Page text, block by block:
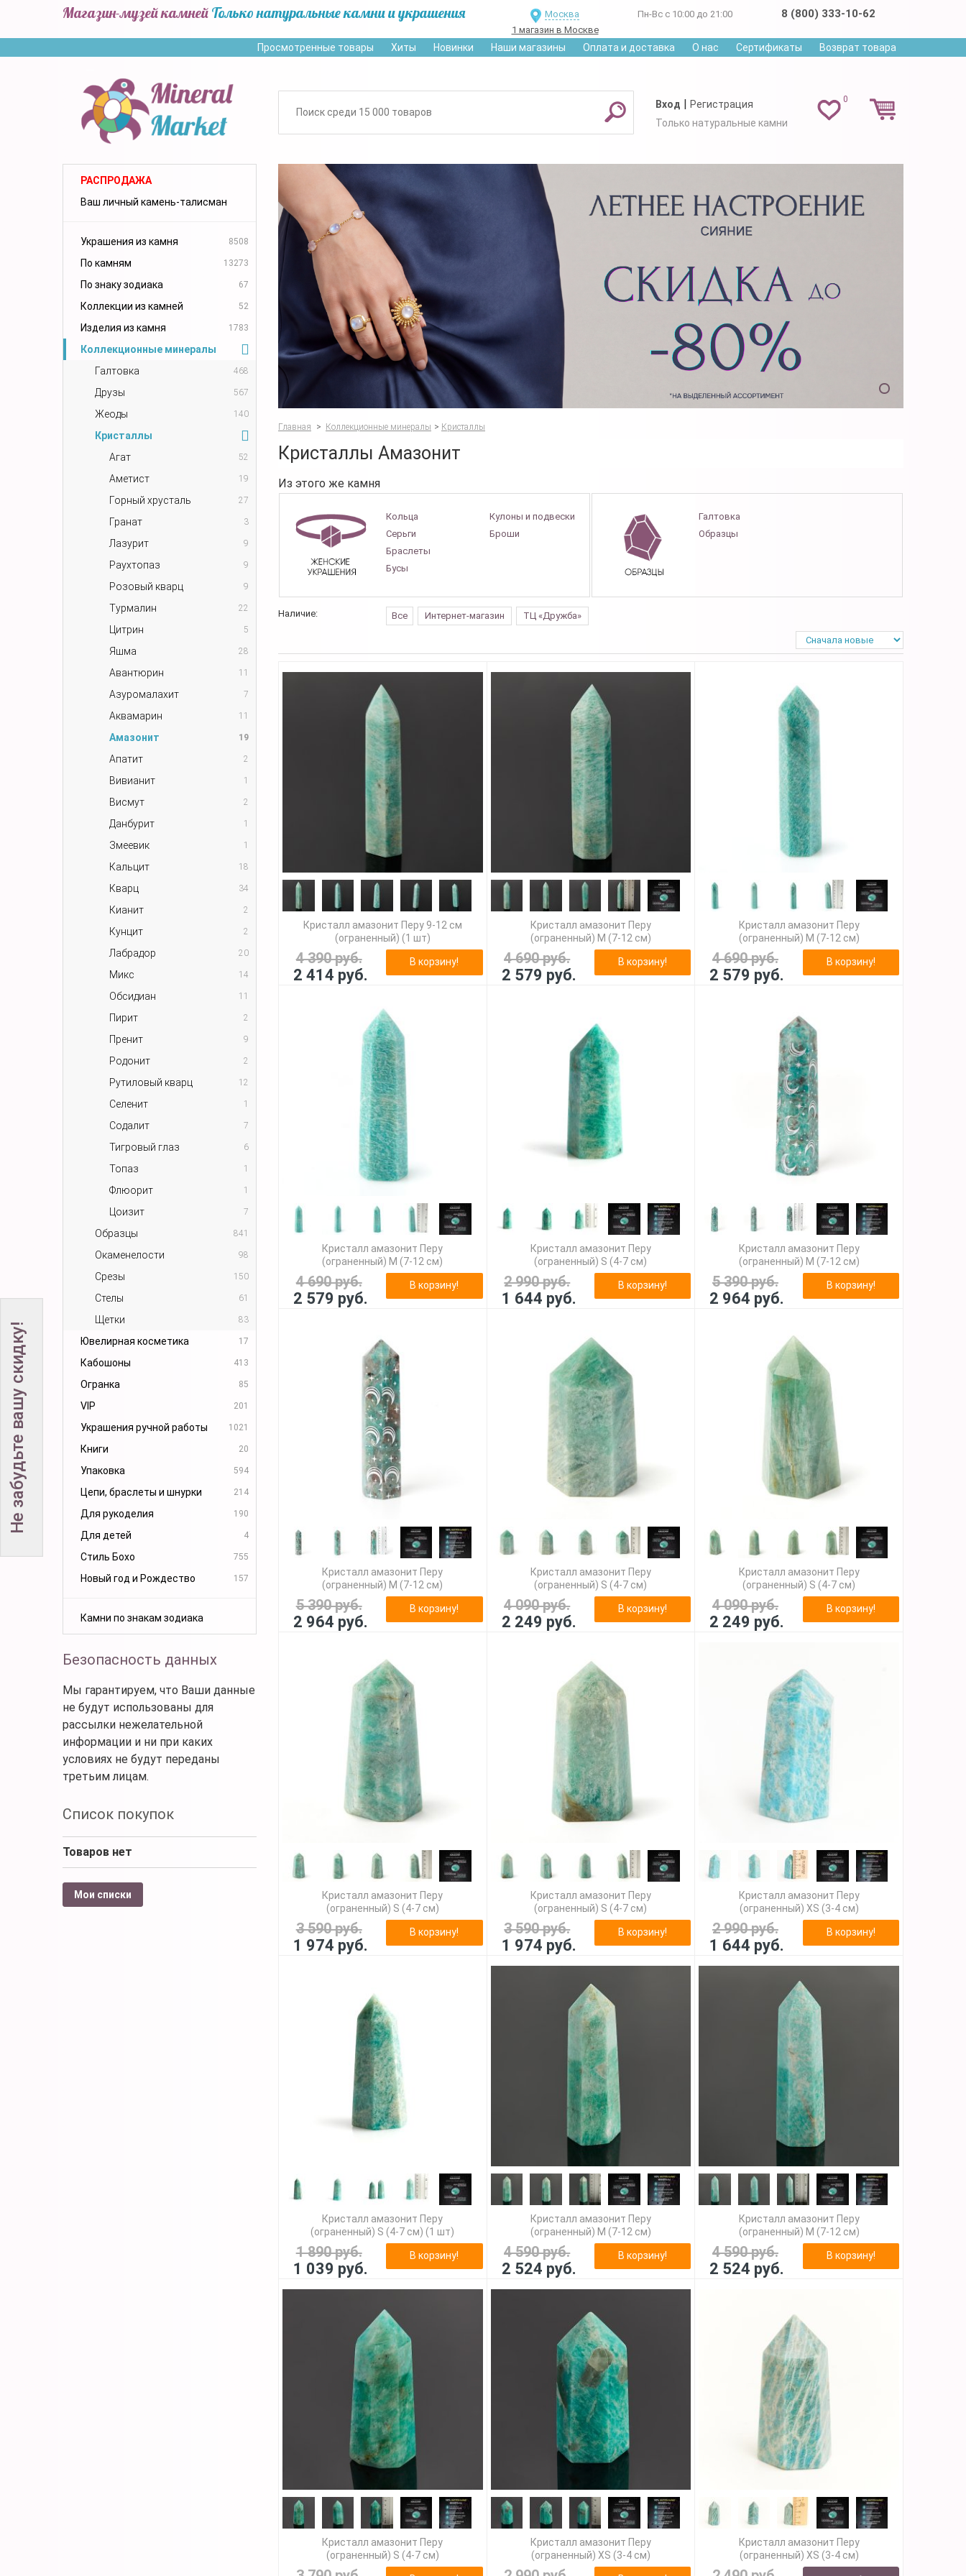
Магазин-музей камней Только натуральные камни и украшения
Москва
1 магазин в Москве
Пн-Вс с 10:00 до 21:00 8 (800) 333-10-62
Просмотренные товары Хиты Новинки Наши магазины Оплата и доставка О нас Сертификаты Возврат товара
0
Вход | Регистрация
Только натуральные камни
РАСПРОДАЖА
Ваш личный камень-талисман
Украшения из камня 8508
По камням 13273
По знаку зодиака 67
Коллекции из камней 52
Изделия из камня 1783
Коллекционные минералы
Галтовка
468
Друзы 567
Жеоды 140
Кристаллы
Агат
52
Аметист 19
Горный хрусталь 27
Гранат 3
Лазурит 9
Раухтопаз 9
Розовый кварц 9
Турмалин 22
Цитрин 5
Яшма 28
Авантюрин 11
Азуромалахит 7
Аквамарин 11
Амазонит 19
Апатит 2
Вивианит 1
Висмут 2
Данбурит 1
Змеевик 1
Кальцит 18
Кварц 34
Кианит 2
Кунцит 2
Лабрадор 20
Микс 14
Обсидиан 11
Пирит 2
Пренит 9
Родонит 2
Рутиловый кварц 12
Селенит 1
Содалит 7
Тигровый глаз 6
Топаз 1
Флюорит 1
Цоизит 7
Образцы 841
Окаменелости 98
Срезы 150
Стелы 61
Щетки 83
Ювелирная косметика 17
Кабошоны 413
Огранка 85
VIP 201
Украшения ручной работы 1021
Книги 20
Упаковка 594
Цепи, браслеты и шнурки 214
Для рукоделия 190
Для детей 4
Стиль Бохо 755
Новый год и Рождество 157
Камни по знакам зодиака
Безопасность данных
Мы гарантируем, что Ваши данные
не будут использованы для
рассылки нежелательной
информации и ни при каких
условиях не будут переданы
третьим лицам.
Список покупок
Товаров нет
Мои списки
Главная > Коллекционные минералы > Кристаллы
Кристаллы Амазонит
Из этого же камня
Кольца
Серьги
Браслеты
Бусы
Кулоны и подвески
Броши
Галтовка
Образцы
Наличие: Все Интернет-магазин ТЦ «Дружба»
Кристалл амазонит Перу 9-12 см
(ограненный) (1 шт)
4 390 руб.
2 414 руб.
В корзину!
Кристалл амазонит Перу
(ограненный) M (7-12 см)
4 690 руб.
2 579 руб.
В корзину!
Кристалл амазонит Перу
(ограненный) M (7-12 см)
4 690 руб.
2 579 руб.
В корзину!
Кристалл амазонит Перу
(ограненный) M (7-12 см)
4 690 руб.
2 579 руб.
В корзину!
Кристалл амазонит Перу
(ограненный) S (4-7 см)
2 990 руб.
1 644 руб.
В корзину!
Кристалл амазонит Перу
(ограненный) M (7-12 см)
5 390 руб.
2 964 руб.
В корзину!
Кристалл амазонит Перу
(ограненный) M (7-12 см)
5 390 руб.
2 964 руб.
В корзину!
Кристалл амазонит Перу
(ограненный) S (4-7 см)
4 090 руб.
2 249 руб.
В корзину!
Кристалл амазонит Перу
(ограненный) S (4-7 см)
4 090 руб.
2 249 руб.
В корзину!
Кристалл амазонит Перу
(ограненный) S (4-7 см)
3 590 руб.
1 974 руб.
В корзину!
Кристалл амазонит Перу
(ограненный) S (4-7 см)
3 590 руб.
1 974 руб.
В корзину!
Кристалл амазонит Перу
(ограненный) XS (3-4 см)
2 990 руб.
1 644 руб.
В корзину!
Кристалл амазонит Перу
(ограненный) S (4-7 см) (1 шт)
1 890 руб.
1 039 руб.
В корзину!
Кристалл амазонит Перу
(ограненный) M (7-12 см)
4 590 руб.
2 524 руб.
В корзину!
Кристалл амазонит Перу
(ограненный) M (7-12 см)
4 590 руб.
2 524 руб.
В корзину!
Кристалл амазонит Перу
(ограненный) S (4-7 см)
Кристалл амазонит Перу
(ограненный) XS (3-4 см)
Кристалл амазонит Перу
(ограненный) XS (3-4 см)
Не забудьте вашу скидку!